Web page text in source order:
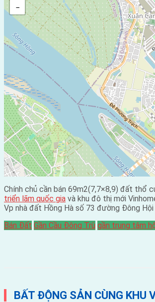
−
Chính chủ cần bán 69m2(7,7×8,9) đất thổ
triển lãm quốc gia và khu đô thị mới
Vp nhà đất Hồng Hà số 73 đường Đông
Bán Đất Gần Cầu Đông Trù gần trung tâm
BẤT ĐỘNG SẢN CÙNG KHU